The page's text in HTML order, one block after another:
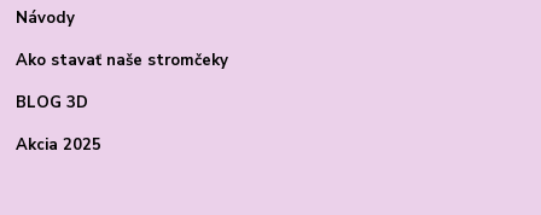
Návody
Ako stavať naše stromčeky
BLOG 3D
Akcia 2025